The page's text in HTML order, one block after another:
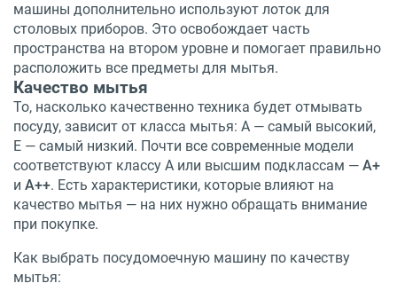
машины дополнительно используют лоток для
столовых приборов. Это освобождает часть
пространства на втором уровне и помогает правильно
расположить все предметы для мытья.
Качество мытья
То, насколько качественно техника будет отмывать
посуду, зависит от класса мытья: A — самый высокий,
E — самый низкий. Почти все современные модели
соответствуют классу A или высшим подклассам — A+
и A++. Есть характеристики, которые влияют на
качество мытья — на них нужно обращать внимание
при покупке.
Как выбрать посудомоечную машину по качеству
мытья: